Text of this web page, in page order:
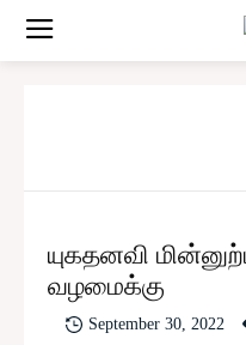
யுகதனவி
வழமைக்கு
September 30, 2022